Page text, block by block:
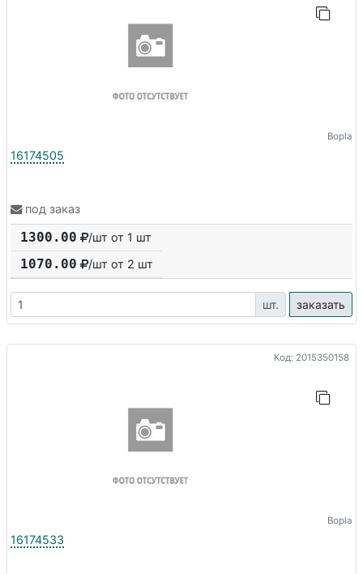
Bopla
16174505
под заказ
1300.00 /шт от 1 шт
1070.00 /шт от 2 шт
шт. заказать
Код: 2015350158
Bopla
16174533